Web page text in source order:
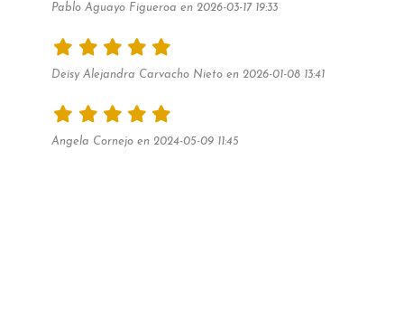
Pablo Aguayo Figueroa en 2026-03-17 19:33
Deisy Alejandra Carvacho Nieto en 2026-01-08 13:41
Angela Cornejo en 2024-05-09 11:45